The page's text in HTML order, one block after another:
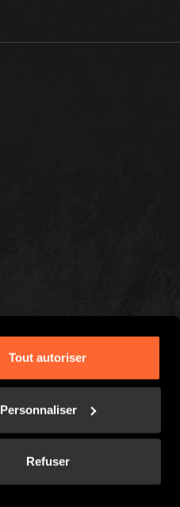
Tout autoriser
Personnaliser
Refuser